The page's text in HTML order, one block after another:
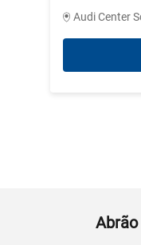
Audi Center
Abrão